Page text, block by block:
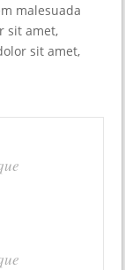
malesuada
sit amet,
sit amet,